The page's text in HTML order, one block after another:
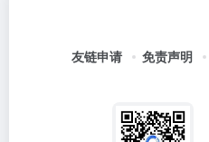
友链申请 免责声明